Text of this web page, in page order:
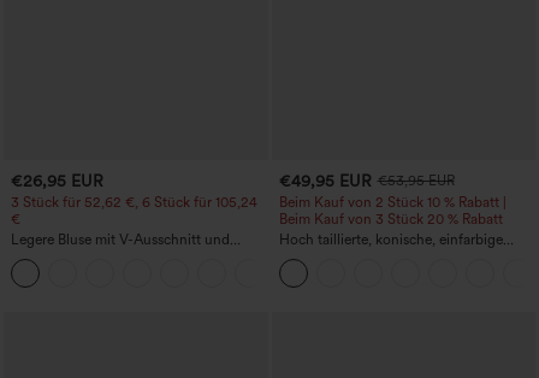
€26,95 EUR
3 Stück für 52,62 €, 6 Stück für 105,24
€
Legere Bluse mit V-Ausschnitt und
kurzen Puffärmeln
€49,95 EUR €53,95 EUR
Beim Kauf von 2 Stück 10 % Rabatt |
Beim Kauf von 3 Stück 20 % Rabatt
Hoch taillierte, konische, einfarbige
Anzughose mit Seitentaschen